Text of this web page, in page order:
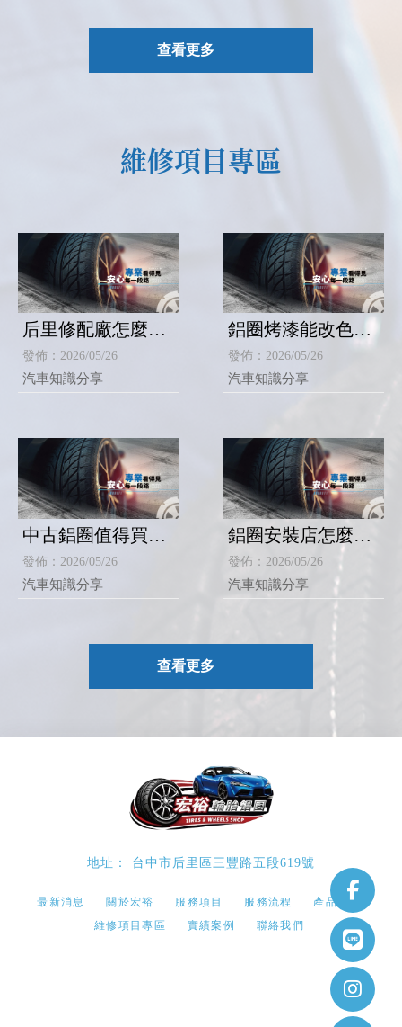
查看更多
維修項目專區
后里修配廠怎麼
找？后里換輪胎,后
里換鋁圈
發佈：2026/05/26
汽車知識分享
鋁圈烤漆能改色
嗎？台中鋁圈升級,
后里修配廠
發佈：2026/05/26
汽車知識分享
中古鋁圈值得買
嗎？台中鋁圈更換,
后里修配廠
發佈：2026/05/26
汽車知識分享
鋁圈安裝店怎麼
挑？台中鋁圈升級,
后里修配廠
發佈：2026/05/26
汽車知識分享
查看更多
台中市后里區三豐路五段619號
最新消息 關於宏裕 服務項目 服務流程
產品專區
維修項目專區
實績案例 聯絡我們
台中鋁圈安裝推薦